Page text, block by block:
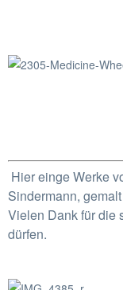
Hier einge Werke
Sindermann,
Vielen Dank für die
dürfen.